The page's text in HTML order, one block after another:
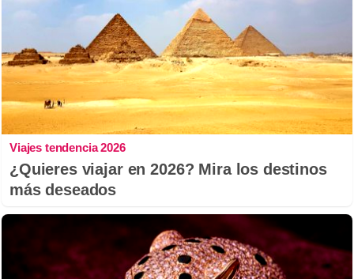
Viajes tendencia 2026
¿Quieres viajar en 2026? Mira los destinos
más deseados